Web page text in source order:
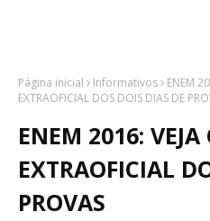
Página inicial Informativos
ENEM
EXTRAOFICIAL DOS DOIS DIAS DE
ENEM 2016:
EXTRAOFICIAL
PROVAS